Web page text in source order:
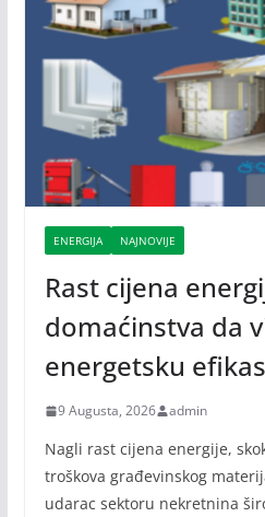
ENERGIJA NAJNOVIJE
Rast cijena
domaćinstva da
energetsku
9 Augusta, 2026 admin
Nagli rast cijena energije,
troškova građevinskog
udarac sektoru nekretnina